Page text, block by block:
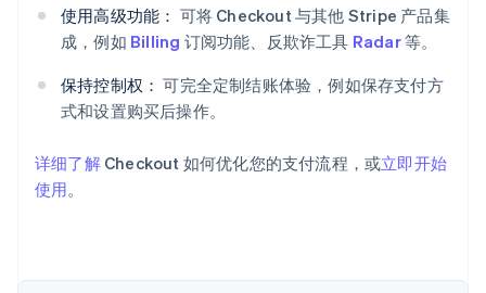
使用高级功能： 可将 Checkout 与其他 Stripe 产品集
成，例如 Billing 订阅功能、反欺诈工具 Radar等。
保持控制权： 可完全定制结账体验，例如保存支付方
式和设置购买后操作。
详细了解Checkout 如何优化您的支付流程，或立即开始
使用。
English
爱沙尼亚
English
奥地利
DeutschEnglish
澳大利亚
巴西